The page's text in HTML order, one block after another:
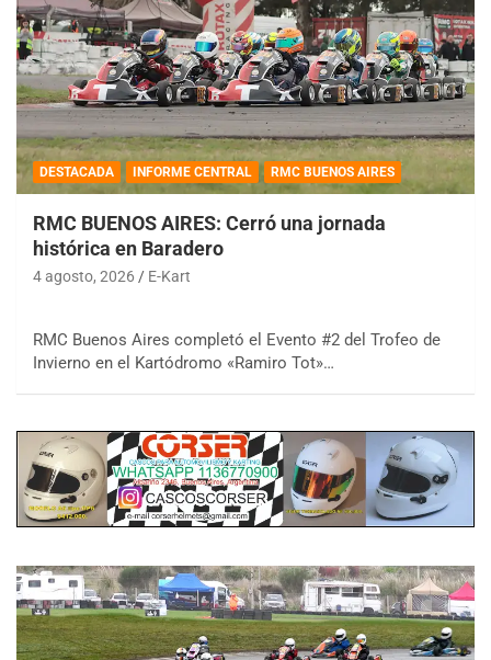
DESTACADA INFORME CENTRAL RMC BUENOS AIRES
RMC BUENOS AIRES: Cerró una jornada
histórica en Baradero
4 agosto, 2026 E-Kart
RMC Buenos Aires completó el Evento #2 del Trofeo de
Invierno en el Kartódromo «Ramiro Tot»…